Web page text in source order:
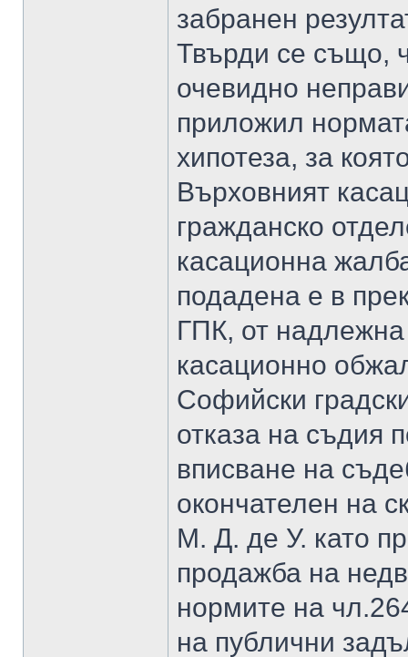
забранен
Твърди се също,
очевидно
приложил
хипотеза, за
Върховният
гражданско
касационна
подадена е в
ГПК, от
касационно
Софийски
отказа на съдия
вписване на
окончателен на
М. Д. де У. като
продажба на
нормите на
на публични